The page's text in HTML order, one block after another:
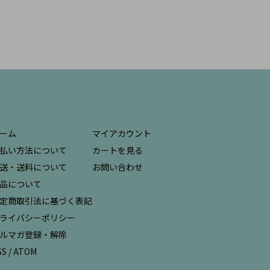
ム
い方法について
・送料について
について
商取引法に基づく表記
イバシーポリシー
マガ登録・解除
/ATOM
マイアカウント
カートを見る
お問い合わせ